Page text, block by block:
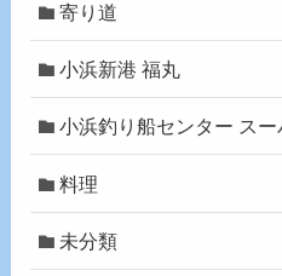
寄り道
小浜新港 福丸
小浜釣り船センター ス
料理
未分類